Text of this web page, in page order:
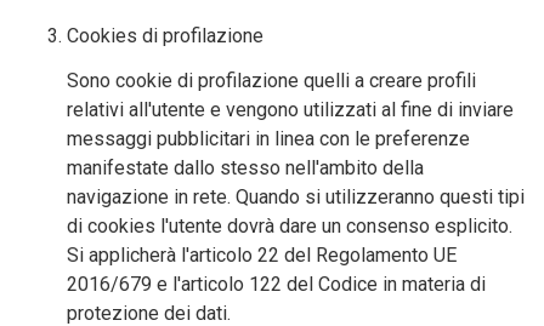
Cookies di profilazione
Sono cookie di profilazione quelli a creare profili
relativi all'utente e vengono utilizzati al fine di inviare
messaggi pubblicitari in linea con le preferenze
manifestate dallo stesso nell'ambito della
navigazione in rete. Quando si utilizzeranno questi tipi
di cookies l'utente dovrà dare un consenso esplicito.
Si applicherà l'articolo 22 del Regolamento UE
2016/679 e l'articolo 122 del Codice in materia di
protezione dei dati.